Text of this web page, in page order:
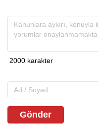
Gönder